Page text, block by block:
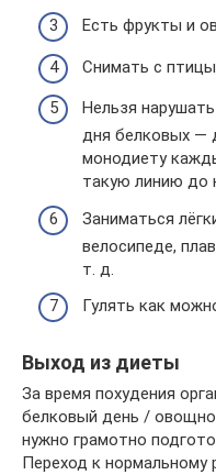
Есть фрукты и
Снимать с
Нельзя
дня белковых —
монодиету
такую линию до
Заниматься
велосипеде,
т. д.
Гулять как
Выход из диеты
За время похудения
белковый день /
нужно грамотно
Переход к нормальному